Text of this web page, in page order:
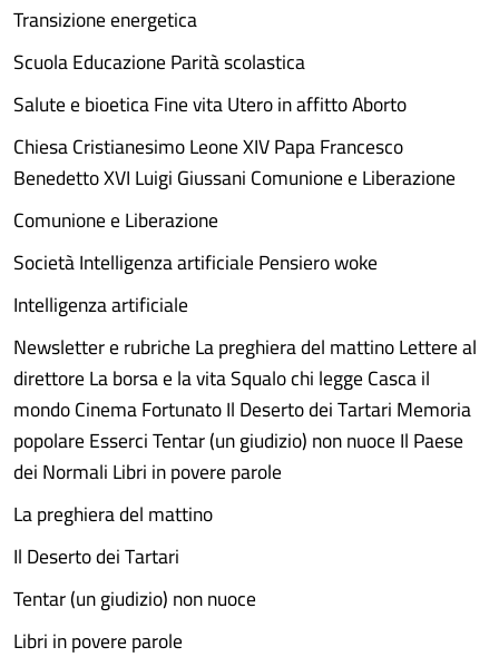
Transizione energetica
Scuola Educazione Parità scolastica
Salute e bioetica Fine vita Utero in affitto Aborto
Chiesa Cristianesimo Leone XIV Papa Francesco
Benedetto XVI Luigi Giussani Comunione e Liberazione
Comunione e Liberazione
Società Intelligenza artificiale Pensiero woke
Intelligenza artificiale
Newsletter e rubriche La preghiera del mattino Lettere al
direttore La borsa e la vita Squalo chi legge Casca il
mondo Cinema Fortunato Il Deserto dei Tartari Memoria
popolare Esserci Tentar (un giudizio) non nuoce Il Paese
dei Normali Libri in povere parole
La preghiera del mattino
Il Deserto dei Tartari
Tentar (un giudizio) non nuoce
Libri in povere parole